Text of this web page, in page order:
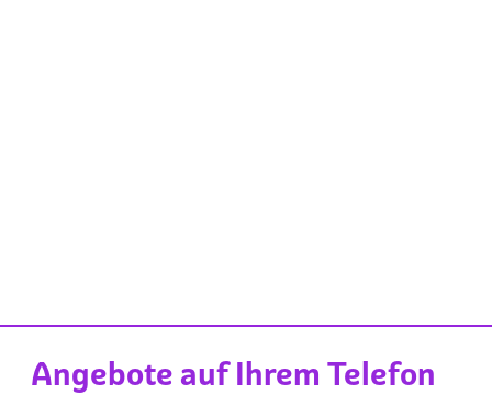
Angebote auf Ihrem Telefon